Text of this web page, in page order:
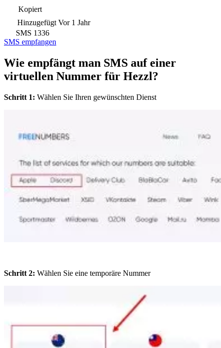
Kopiert
Hinzugefügt Vor 1 Jahr
SMS 1336
SMS empfangen
Wie empfängt man SMS auf einer
virtuellen Nummer für Hezzl?
Schritt 1: Wählen Sie Ihren gewünschten Dienst
Schritt 2: Wählen Sie eine temporäre Nummer